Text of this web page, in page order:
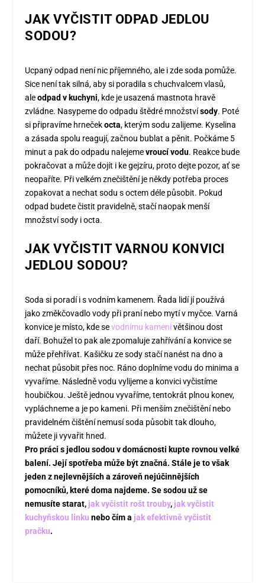
JAK VYČISTIT ODPAD JEDLOU
SODOU?
Ucpaný odpad není nic příjemného, ale i zde soda pomůže.
Sice není tak silná, aby si poradila s chuchvalcem vlasů,
aleodpad v kuchyni, kde je usazená mastnota hravě
zvládne. Nasypeme do odpadu štědré množstvísody. Poté
si připravíme hrnečekocta, kterým sodu zalijeme. Kyselina
a zásada spolu reagují, začnou bublat a pěnit. Počkáme 5
minut a pak do odpadu nalejemevroucí vodu. Reakce bude
pokračovat a může dojít i ke gejzíru, proto dejte pozor, ať se
neopaříte. Při velkém znečištění je někdy potřeba proces
zopakovat a nechat sodu s octem déle působit. Pokud
odpad budete čistit pravidelně, stačí naopak menší
množství sody i octa.
JAK VYČISTIT VARNOU KONVICI
JEDLOU SODOU?
Soda si poradí i s vodním kamenem. Řada lidí jí používá
jako změkčovadlo vody při praní nebo mytí v myčce. Varná
konvice je místo, kde sevodnímu kamenivětšinou dost
daří. Bohužel to pak ale zpomaluje zahřívání a konvice se
může přehřívat. Kašičku ze sody stačí nanést na dno a
nechat působit přes noc. Ráno doplníme vodu do minima a
vyvaříme. Následně vodu vylijeme a konvici vyčistíme
houbičkou. Ještě jednou vyvaříme, tentokrát plnou konev,
vypláchneme a je po kameni. Při menším znečištění nebo
pravidelném čištění nemusí soda působit tak dlouho,
můžete ji vyvařit hned.
Pro práci s jedlou sodou v domácnosti kupte rovnou velké
balení. Její spotřeba může být značná. Stále je to však
jeden z nejlevnějších a zároveň nejúčinnějších
pomocníků, které doma najdeme. Se sodou už se
nemusíte starat, jak vyčistit rošt trouby, jak vyčistit
kuchyňskou linku nebo čím a jak efektivně vyčistit
pračku.